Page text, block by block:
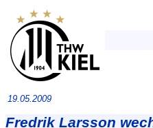
19.05.2009
Fredrik Larsson